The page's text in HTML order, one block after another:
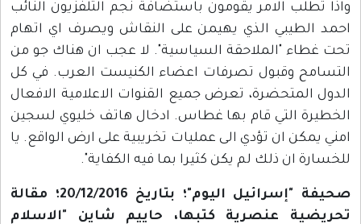
واذا تطلب الامر يقومون باستضافة نجم التلفزيون النائب
احمد الطيبي الذي يهيمن على النقاش ويصرف اي اتهام
تحت غطاء "الملاحقة السياسية". لا عجب ان هناك جو من
التسامح وقبول تصرفات اعضاء الكنيست العرب. في كل
الدول المتحضرة، تعرض جميع القنوات الاعلامية الافعال
الخطيرة التي قام بها غطاس. ادخال هاتف خليوي لسجين
امني يمكن ان تؤدي الى عمليات تخريبية على ارض الواقع. يا
للخسارة ان ذلك لم يكن كثيرا بما فيه الكفاية".
صحيفة "إسرائيل اليوم"؛ بتاريخ 20/12/2016؛ مقالة
تحريضية عنصرية كتبها، حاييم شاين "الاسلام